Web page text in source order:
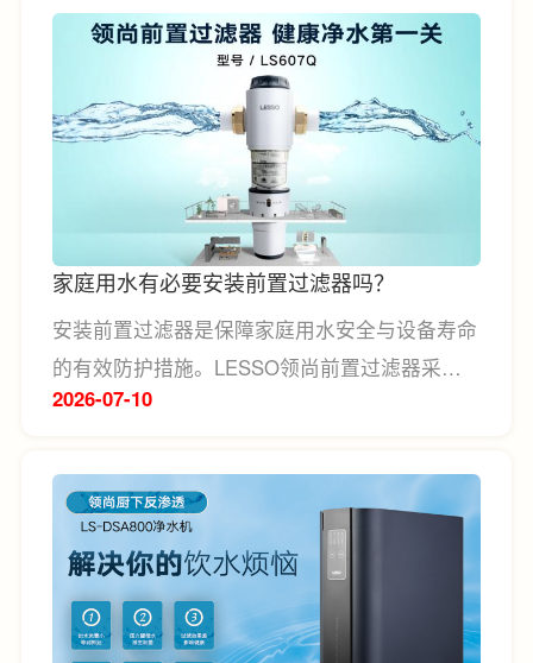
密度以及多层密封系统，实现更稳定的隔音与降
10
2026-07
家庭用水有必要安装前置过滤器吗？
安装前置过滤器是保障家庭用水安全与设备寿命
的有效防护措施。LESSO领尚前置过滤器采用
食品级不锈钢滤网与无铅环保铜阀体，在保障用
本，以及配合定期自动冲洗功能，能长效保持滤
网洁净，避免二次污染。